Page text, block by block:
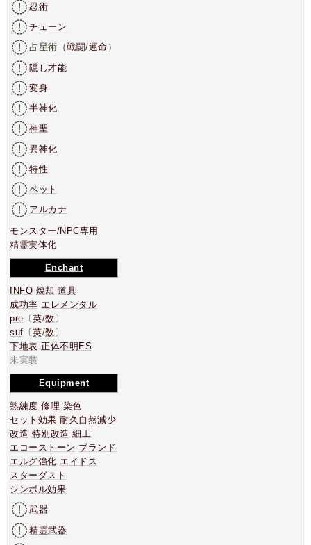
忍術
チェーン
占星術（戦闘/運命 ）
隠し才能
変身
半神化
神聖
異神化
特性
ペット
アルカナ
モンスター/NPC専用
精霊実体化
Enchant
INFO 焼却 道具
成功率 エレメンタル
pre 〔英/数 〕
suf 〔英/数 〕
下地表 正体不明ES
未実装
Equipment
熟練度 修理 染色
セット効果 耐久自然減少
改造 特別改造 細工
エコーストーン ブランド
エルグ強化 エイドス
スターダスト
シンボル効果
武器
精霊武器